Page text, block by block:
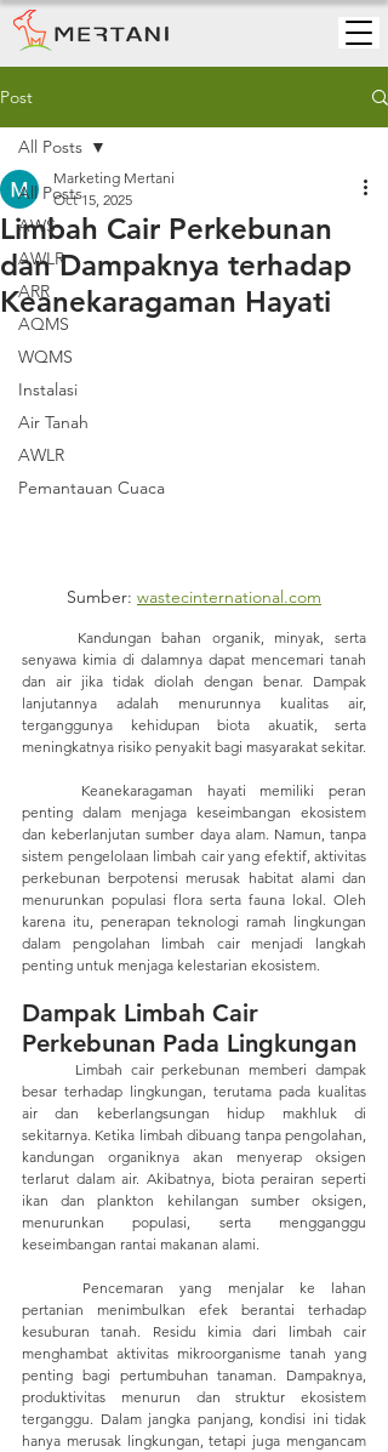
Post
All Posts
AWS
AWLR
ARR
AQMS
WQMS
Instalasi
Air Tanah
AWLR
Pemantauan Cuaca
All Posts
Limbah Cair Perkebunan
dan Dampaknya terhadap
Keanekaragaman Hayati
Marketing Mertani
Oct 15, 2025
Sumber: wastecinternational.com
senyawa kimia di dalamnya dapat mencemari tanah
dan air jika tidak diolah dengan benar. Dampak
lanjutannya adalah menurunnya kualitas air,
terganggunya kehidupan biota akuatik, serta
meningkatnya risiko penyakit bagi masyarakat sekitar.
penting dalam menjaga keseimbangan ekosistem
dan keberlanjutan sumber daya alam. Namun, tanpa
sistem pengelolaan limbah cair yang efektif, aktivitas
perkebunan berpotensi merusak habitat alami dan
menurunkan populasi flora serta fauna lokal. Oleh
karena itu, penerapan teknologi ramah lingkungan
dalam pengolahan limbah cair menjadi langkah
penting untuk menjaga kelestarian ekosistem.
Dampak Limbah Cair
Perkebunan Pada Lingkungan
besar terhadap lingkungan, terutama pada kualitas
air dan keberlangsungan hidup makhluk di
sekitarnya. Ketika limbah dibuang tanpa pengolahan,
kandungan organiknya akan menyerap oksigen
terlarut dalam air. Akibatnya, biota perairan seperti
ikan dan plankton kehilangan sumber oksigen,
menurunkan populasi, serta mengganggu
keseimbangan rantai makanan alami.
pertanian menimbulkan efek berantai terhadap
kesuburan tanah. Residu kimia dari limbah cair
menghambat aktivitas mikroorganisme tanah yang
penting bagi pertumbuhan tanaman. Dampaknya,
produktivitas menurun dan struktur ekosistem
terganggu. Dalam jangka panjang, kondisi ini tidak
hanya merusak lingkungan, tetapi juga mengancam